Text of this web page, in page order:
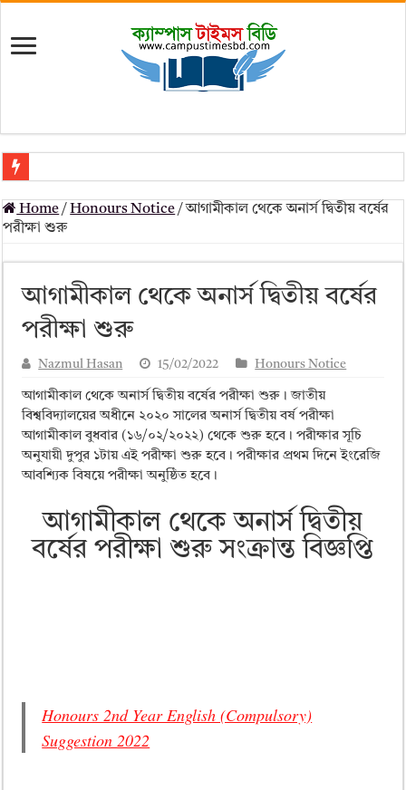
মৎস্য অধিদপ্তর (dof) নিয়োগ বিজ্ঞপ্তি ২০২৬
প্রাথমিক সহকারী শিক্ষক নিয়োগ পরীক্ষার চূড়ান্ত ফলাফল 2026 – Dpe gov bd
Primary Assistant Teacher Result 2026 | dpe.gov.bd result
primary viva result 2026 pdf download – dpe viva result
www dpe gov bd result 2026 pdf
ময়মনসিংহ বোর্ড এইচএসসি রেজাল্ট ২০২৫ – HSC Result 2025 Mymensingh
দিনাজপুর বোর্ড এইচএসসি রেজাল্ট ২০২৫ – HSC Result 2025 Dinajpur Board
সিলেট বোর্ড এইচএসসি রেজাল্ট ২০২৫ – HSC Result 2025 Sylhet Board
Home / Honours Notice / আগামীকাল থেকে অনার্স দ্বিতীয় বর্ষের
পরীক্ষা শুরু
আগামীকাল থেকে অনার্স দ্বিতীয় বর্ষের
পরীক্ষা শুরু
Nazmul Hasan 15/02/2022 Honours Notice
আগামীকাল থেকে অনার্স দ্বিতীয় বর্ষের পরীক্ষা শুরু। জাতীয়
বিশ্ববিদ্যালয়ের অধীনে ২০২০ সালের অনার্স দ্বিতীয় বর্ষ পরীক্ষা
আগামীকাল বুধবার (১৬/০২/২০২২) থেকে শুরু হবে। পরীক্ষার সূচি
অনুযায়ী দুপুর ১টায় এই পরীক্ষা শুরু হবে। পরীক্ষার প্রথম দিনে ইংরেজি
আবশ্যিক বিষয়ে পরীক্ষা অনুষ্ঠিত হবে।
আগামীকাল থেকে অনার্স দ্বিতীয়
বর্ষের পরীক্ষা শুরু সংক্রান্ত বিজ্ঞপ্তি
Honours 2nd Year English (Compulsory)
Suggestion 2022